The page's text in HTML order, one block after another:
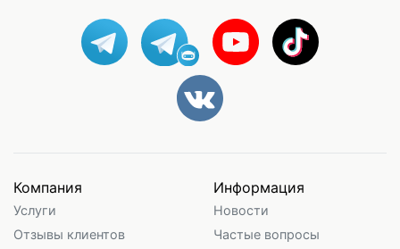
Компания
Услуги
Отзывы клиентов
Информация
Новости
Частые вопросы